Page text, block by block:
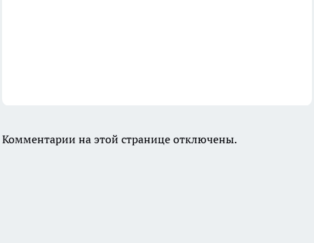
Комментарии на этой странице отключены.